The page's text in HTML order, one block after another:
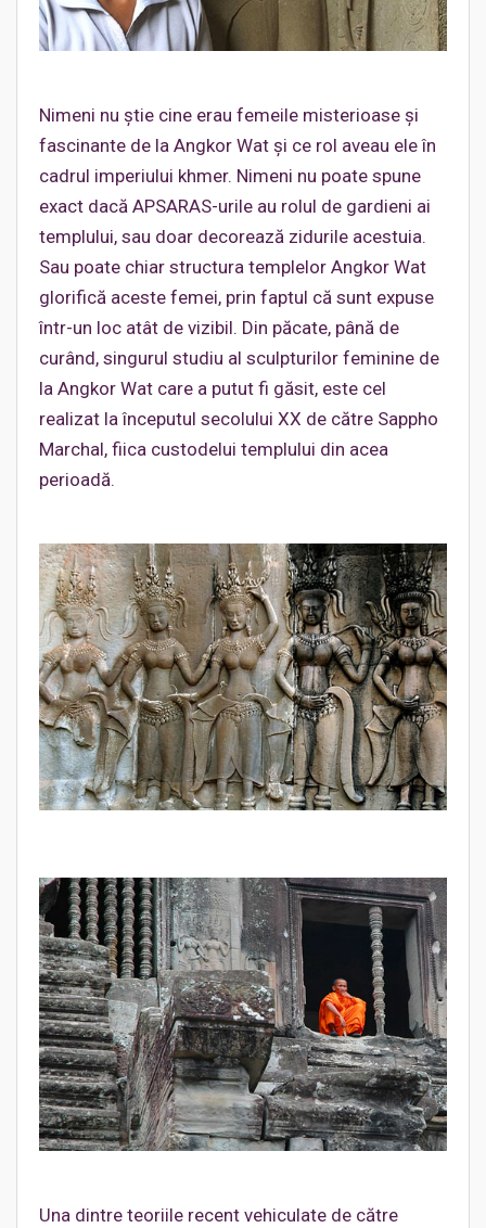
Nimeni nu ştie cine erau femeile misterioase şi
fascinante de la Angkor Wat şi ce rol aveau ele în
cadrul imperiului khmer. Nimeni nu poate spune
exact dacă APSARAS-urile au rolul de gardieni ai
templului, sau doar decorează zidurile acestuia.
Sau poate chiar structura templelor Angkor Wat
glorifică aceste femei, prin faptul că sunt expuse
într-un loc atât de vizibil. Din păcate, până de
curând, singurul studiu al sculpturilor feminine de
la Angkor Wat care a putut fi găsit, este cel
realizat la începutul secolului XX de către Sappho
Marchal, fiica custodelui templului din acea
perioadă.
Una dintre teoriile recent vehiculate de către